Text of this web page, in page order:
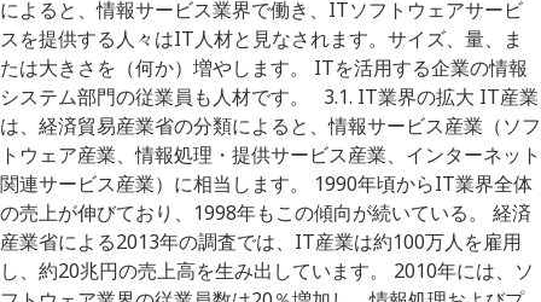
によると、情報サービス業界で働き、ITソフトウェアサービ
スを提供する人々はIT人材と見なされます。サイズ、量、ま
たは大きさを（何か）増やします。 ITを活用する企業の情報
システム部門の従業員も人材です。 3.1. IT業界の拡大 IT産業
は、経済貿易産業省の分類によると、情報サービス産業（ソフ
トウェア産業、情報処理・提供サービス産業、インターネット
関連サービス産業）に相当します。 1990年頃からIT業界全体
の売上が伸びており、1998年もこの傾向が続いている。 経済
産業省による2013年の調査では、IT産業は約100万人を雇用
し、約20兆円の売上高を生み出しています。 2010年には、ソ